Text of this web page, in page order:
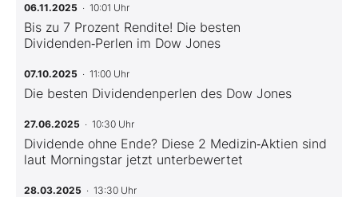
06.11.2025 · 10:01 Uhr
Bis zu 7 Prozent Rendite! Die besten
Dividenden‑Perlen im Dow Jones
07.10.2025 · 11:00 Uhr
Die besten Dividendenperlen des Dow Jones
27.06.2025 · 10:30 Uhr
Dividende ohne Ende? Diese 2 Medizin‑Aktien sind
laut Morningstar jetzt unterbewertet
28.03.2025 · 13:30 Uhr